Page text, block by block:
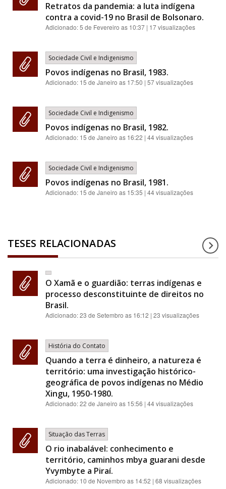
Retratos da pandemia: a luta indígena
contra a covid-19 no Brasil de Bolsonaro.
Adicionado:5 de Fevereiro as 10:37 | 17 visualizações
Sociedade Civil e Indigenismo
Povos indígenas no Brasil, 1983.
Adicionado: 15 de Janeiro as 17:50 | 57 visualizações
Sociedade Civil e Indigenismo
Povos indígenas no Brasil, 1982.
Adicionado: 15 de Janeiro as 16:22 | 44 visualizações
Sociedade Civil e Indigenismo
Povos indígenas no Brasil, 1981.
Adicionado: 15 de Janeiro as 15:35 | 44 visualizações
TESES RELACIONADAS
O Xamã e o guardião: terras indígenas e
processo desconstituinte de direitos no
Brasil.
Adicionado:23 de Setembro as 16:12 | 23 visualizações
História do Contato
Quando a terra é dinheiro, a natureza é
território: uma investigação histórico-
geográfica de povos indígenas no Médio
Xingu, 1950-1980.
Adicionado:22 de Janeiro as 15:56 | 44 visualizações
Situação das Terras
O rio inabalável: conhecimento e
território, caminhos mbya guarani desde
Yvymbyte a Piraí.
Adicionado: 10 de Novembro as 14:52 | 68 visualizações